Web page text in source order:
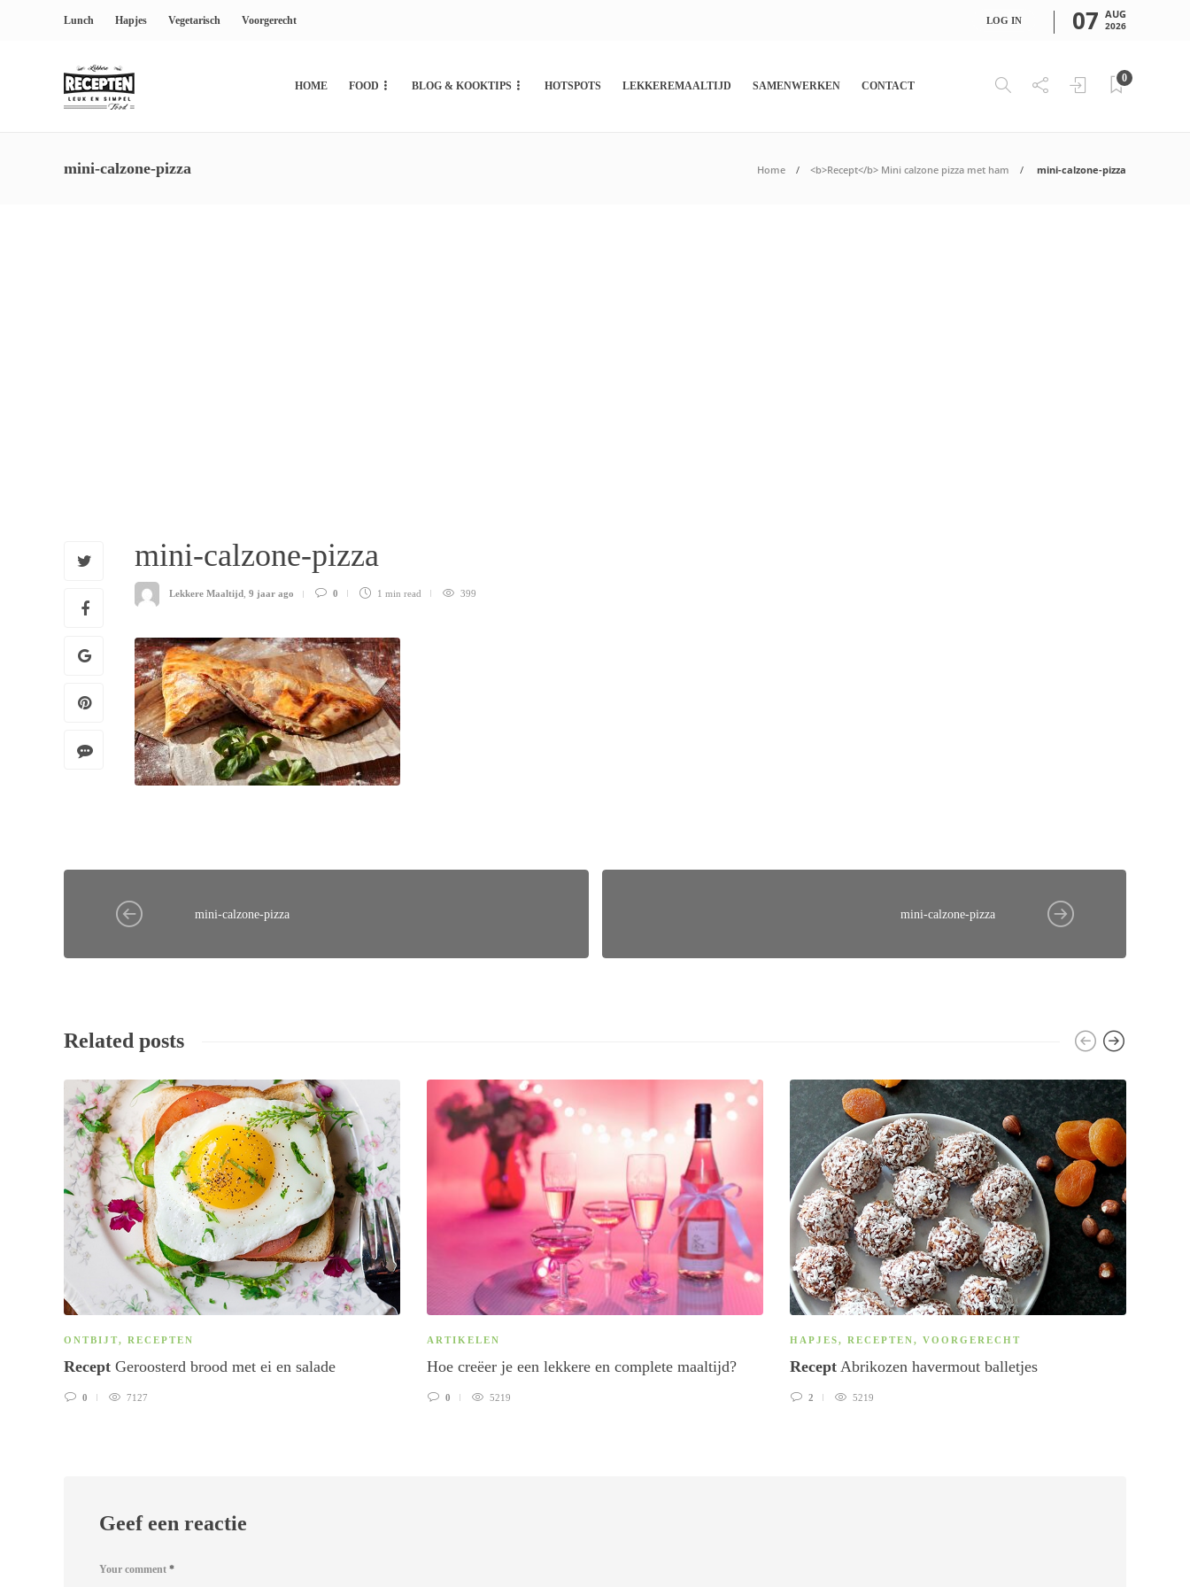
Lunch Hapjes Vegetarisch Voorgerecht LOG IN 07 AUG
2026
HOME FOOD BLOG & KOOKTIPS HOTSPOTS LEKKEREMAALTIJD SAMENWERKEN CONTACT
0
mini-calzone-pizza Home <b>Recept</b> Mini calzone pizza met ham mini-calzone-pizza
mini-calzone-pizza
Lekkere Maaltijd 9 jaar ago 0 1 min read 399
mini-calzone-pizza mini-calzone-pizza
Related posts
ONTBIJT, RECEPTEN
Recept Geroosterd brood met ei en salade
0 7127
ARTIKELEN
Hoe creëer je een lekkere en complete maaltijd?
0 5219
HAPJES, RECEPTEN, VOORGERECHT
Recept Abrikozen havermout balletjes
2 5219
Geef een reactie
Your comment *